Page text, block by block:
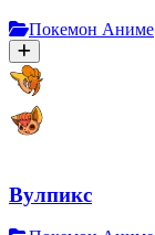
Покемон Аниме
Вулпикс